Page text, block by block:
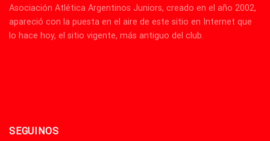
Asociación Atlética Argentinos Juniors, creado en el año 2002,
apareció con la puesta en el aire de este sitio en Internet que
lo hace hoy, el sitio vigente, más antiguo del club.
SEGUINOS